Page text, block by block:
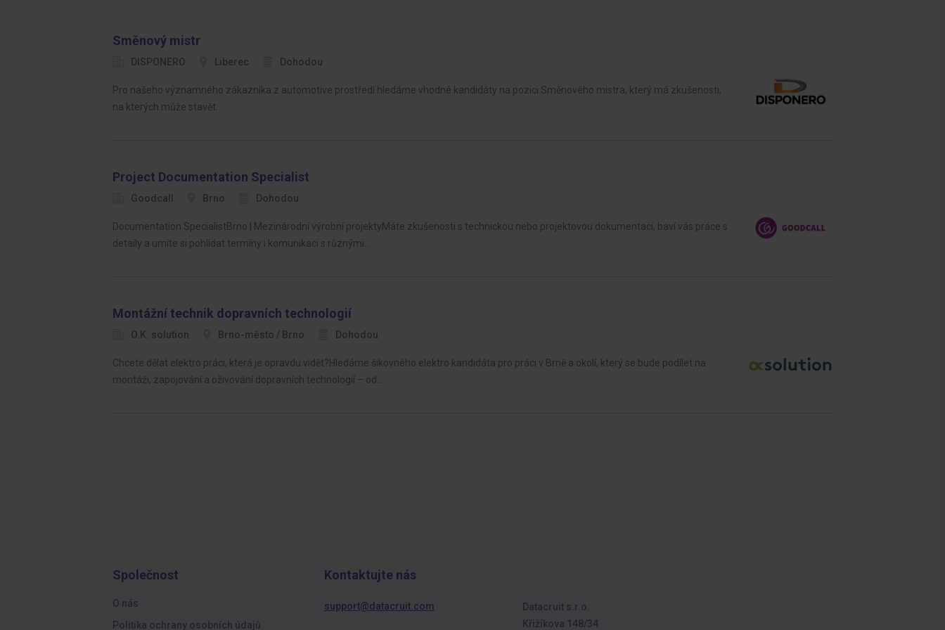
Směnový mistr
DISPONERO Liberec Dohodou
Pro našeho významného zákazníka z automotive prostředí hledáme vhodné kandidáty na pozici Směnového mistra, který má zkušenosti,
na kterých může stavět.
Project Documentation Specialist
Goodcall Brno Dohodou
Documentation SpecialistBrno | Mezinárodní výrobní projektyMáte zkušenosti s technickou nebo projektovou dokumentací, baví vás práce s
detaily a umíte si pohlídat termíny i komunikaci s různými…
Montážní technik dopravních technologií
O.K. solution Brno-město / Brno Dohodou
Chcete dělat elektro práci, která je opravdu vidět?Hledáme šikovného elektro kandidáta pro práci v Brně a okolí, který se bude podílet na
montáži, zapojování a oživování dopravních technologií – od…
Společnost
O nás
Politika ochrany osobních údajů
Kontaktujte nás
support@datacruit.com
Datacruit s.r.o.
Křižíkova 148/34